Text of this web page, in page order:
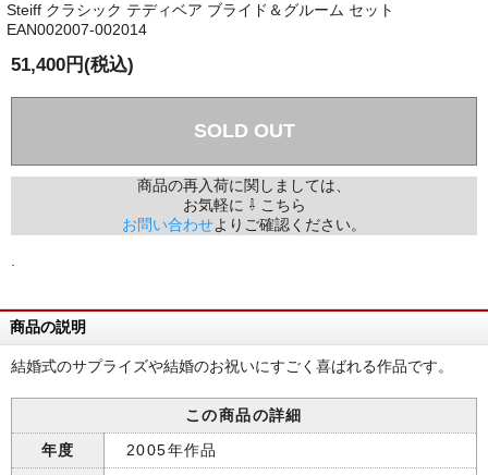
Steiff クラシック テディベア ブライド＆グルーム セット
EAN002007-002014
51,400円(税込)
SOLD OUT
商品の再入荷に関しましては、
お気軽に ⇩ こちら
お問い合わせよりご確認ください。
商品の説明
結婚式のサプライズや結婚のお祝いにすごく喜ばれる作品です。
この商品の詳細
年度
2005年作品